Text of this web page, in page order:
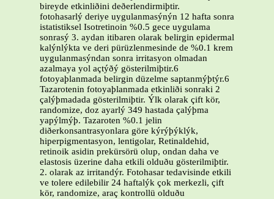
bireyde etkinliðini deðerlendirmiþtir.
fotohasarlý deriye uygulanmasýnýn 12 hafta sonra
istatistiksel Isotretinoin %0.5 gece uygulama
sonrasý 3. aydan itibaren olarak belirgin epidermal
kalýnlýkta ve deri pürüzlenmesinde de %0.1 krem
uygulanmasýndan sonra irritasyon olmadan
azalmaya yol açtýðý gösterilmiþtir.6
fotoyaþlanmada belirgin düzelme saptanmýþtýr.6
Tazarotenin fotoyaþlanmada etkinliði sonraki 2
çalýþmadada gösterilmiþtir. Ýlk olarak çift kör,
randomize, doz ayarlý 349 hastada çalýþma
yapýlmýþ. Tazaroten %0.1 jelin
diðerkonsantrasyonlara göre kýrýþýklýk,
hiperpigmentasyon, lentigolar, Retinaldehid,
retinoik asidin prekürsörü olup, ondan daha ve
elastosis üzerine daha etkili olduðu gösterilmiþtir.
2. olarak az irritandýr. Fotohasar tedavisinde etkili
ve tolere edilebilir 24 haftalýk çok merkezli, çift
kör, randomize, araç kontrollü olduðu